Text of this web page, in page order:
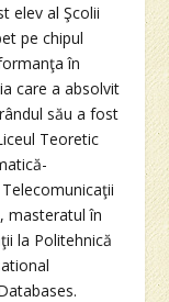
elev al Şcolii
pe chipul
în
care a absolvit
său a fost
Teoretic
masteratul în
la Politehnică